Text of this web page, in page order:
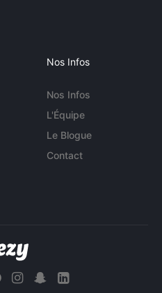
Nos Infos
Nos Infos
L'Équipe
Le Blogue
Contact